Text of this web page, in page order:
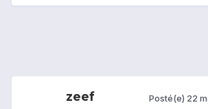
zeef Posté(e) 22